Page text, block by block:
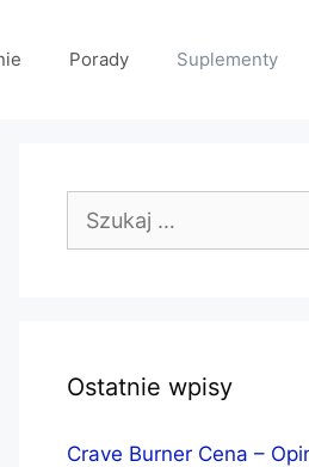
Porady Suplementy
Ostatnie wpisy
Crave Burner Cena –